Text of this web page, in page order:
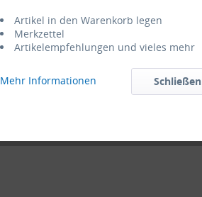
Artikel in den Warenkorb legen
Merkzettel
Artikelempfehlungen und vieles mehr
Mehr Informationen Schließen